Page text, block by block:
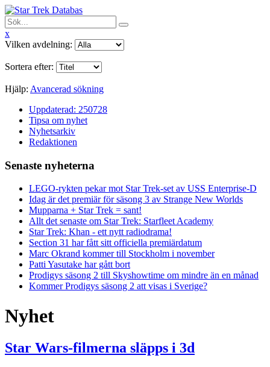
x
Vilken avdelning:
Sortera efter:
Hjälp: Avancerad sökning
Uppdaterad: 250728
Tipsa om nyhet
Nyhetsarkiv
Redaktionen
Senaste nyheterna
LEGO-rykten pekar mot Star Trek-set av USS Enterprise-D
Idag är det premiär för säsong 3 av Strange New Worlds
Mupparna + Star Trek = sant!
Allt det senaste om Star Trek: Starfleet Academy
Star Trek: Khan - ett nytt radiodrama!
Section 31 har fått sitt officiella premiärdatum
Marc Okrand kommer till Stockholm i november
Patti Yasutake har gått bort
Prodigys säsong 2 till Skyshowtime om mindre än en månad
Kommer Prodigys säsong 2 att visas i Sverige?
Nyhet
Star Wars-filmerna släpps i 3d